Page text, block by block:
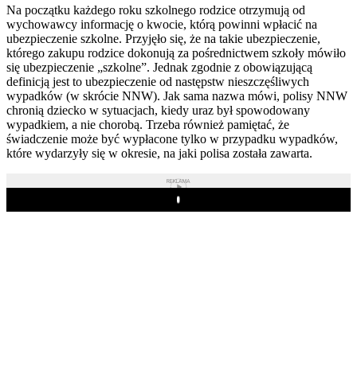
Na początku każdego roku szkolnego rodzice otrzymują od
wychowawcy informację o kwocie, którą powinni wpłacić na
ubezpieczenie szkolne. Przyjęło się, że na takie ubezpieczenie,
którego zakupu rodzice dokonują za pośrednictwem szkoły mówiło
się ubezpieczenie „szkolne”. Jednak zgodnie z obowiązującą
definicją jest to ubezpieczenie od następstw nieszczęśliwych
wypadków (w skrócie NNW). Jak sama nazwa mówi, polisy NNW
chronią dziecko w sytuacjach, kiedy uraz był spowodowany
wypadkiem, a nie chorobą. Trzeba również pamiętać, że
świadczenie może być wypłacone tylko w przypadku wypadków,
które wydarzyły się w okresie, na jaki polisa została zawarta.
REKLAMA
Play